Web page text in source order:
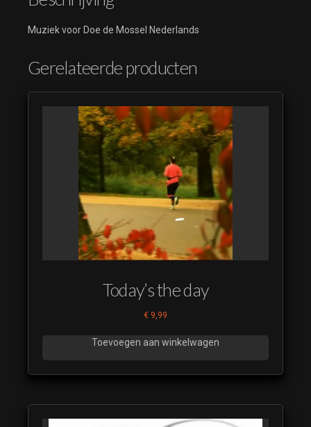
Nederlands
Doe de
Mossel
Nederlands
Doe de
Mossel
Mossel
Nederlands
Muziek voor Doe de Mossel Nederlands
Gerelateerde producten
Today’s the day
€ 9,99
Toevoegen aan winkelwagen